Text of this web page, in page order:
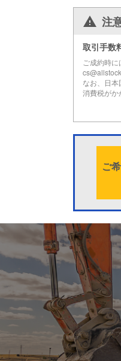
注
取引手数
ご成約時
なお、日
消費税がか
ご